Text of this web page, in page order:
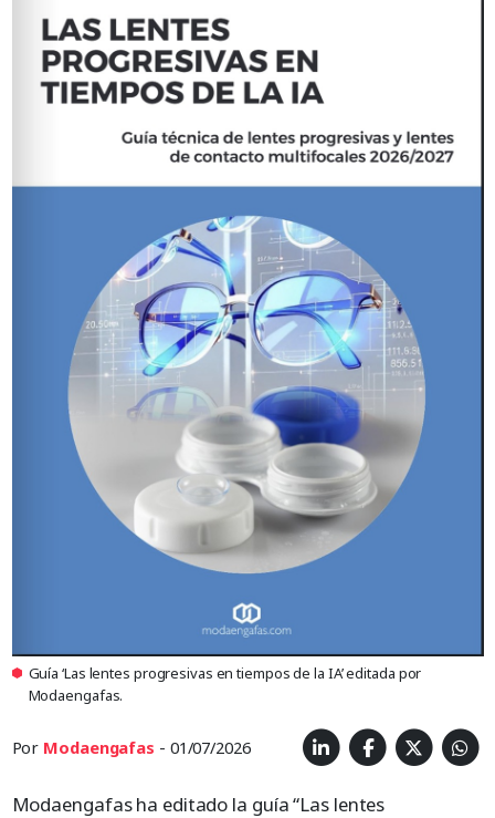
Guía ‘Las lentes progresivas en tiempos de la IA’ editada por
Modaengafas.
Por Modaengafas - 01/07/2026
Modaengafas ha editado la guía “Las lentes